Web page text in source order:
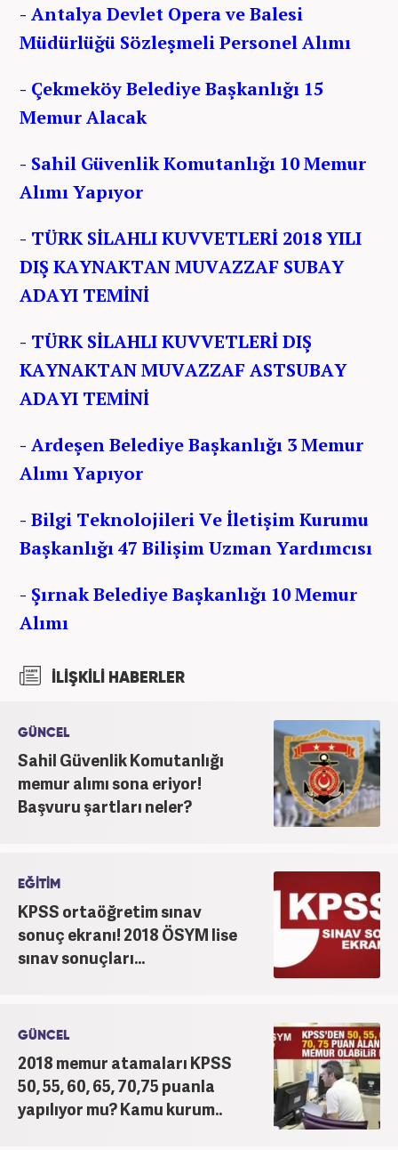
- Antalya Devlet Opera ve Balesi
Müdürlüğü Sözleşmeli Personel Alımı
- Çekmeköy Belediye Başkanlığı 15
Memur Alacak
- Sahil Güvenlik Komutanlığı 10 Memur
Alımı Yapıyor
- TÜRK SİLAHLI KUVVETLERİ 2018 YILI
DIŞ KAYNAKTAN MUVAZZAF SUBAY
ADAYI TEMİNİ
- TÜRK SİLAHLI KUVVETLERİ DIŞ
KAYNAKTAN MUVAZZAF ASTSUBAY
ADAYI TEMİNİ
- Ardeşen Belediye Başkanlığı 3 Memur
Alımı Yapıyor
- Bilgi Teknolojileri Ve İletişim Kurumu
Başkanlığı 47 Bilişim Uzman Yardımcısı
- Şırnak Belediye Başkanlığı 10 Memur
Alımı
İLİŞKİLİ HABERLER
GÜNCEL
Sahil Güvenlik Komutanlığı
memur alımı sona eriyor!
Başvuru şartları neler?
EĞİTİM
KPSS ortaöğretim sınav
sonuç ekranı! 2018 ÖSYM lise
sınav sonuçları...
GÜNCEL
2018 memur atamaları KPSS
50, 55, 60, 65, 70,75 puanla
yapılıyor mu? Kamu kurum..